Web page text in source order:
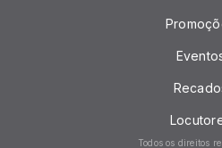
Todos os direitos